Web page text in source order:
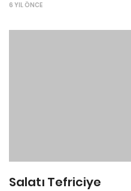
6 YIL ÖNCE
Salatı Tefriciye